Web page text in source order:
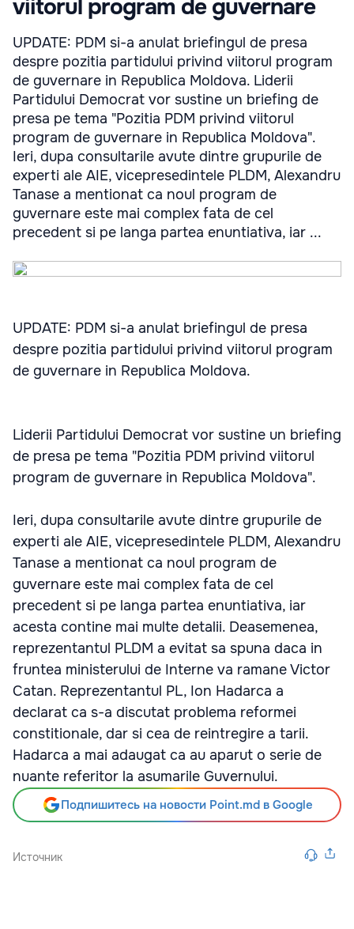
viitorul program de guvernare
UPDATE: PDM si-a anulat briefingul de presa
despre pozitia partidului privind viitorul program
de guvernare in Republica Moldova. Liderii
Partidului Democrat vor sustine un briefing de
presa pe tema "Pozitia PDM privind viitorul
program de guvernare in Republica Moldova".
Ieri, dupa consultarile avute dintre grupurile de
experti ale AIE, vicepresedintele PLDM, Alexandru
Tanase a mentionat ca noul program de
guvernare este mai complex fata de cel
precedent si pe langa partea enuntiativa, iar ...
UPDATE: PDM si-a anulat briefingul de presa
despre pozitia partidului privind viitorul program
de guvernare in Republica Moldova.
Liderii Partidului Democrat vor sustine un briefing
de presa pe tema "Pozitia PDM privind viitorul
program de guvernare in Republica Moldova".
Ieri, dupa consultarile avute dintre grupurile de
experti ale AIE, vicepresedintele PLDM, Alexandru
Tanase a mentionat ca noul program de
guvernare este mai complex fata de cel
precedent si pe langa partea enuntiativa, iar
acesta contine mai multe detalii. Deasemenea,
reprezentantul PLDM a evitat sa spuna daca in
fruntea ministerului de Interne va ramane Victor
Catan. Reprezentantul PL, Ion Hadarca a
declarat ca s-a discutat problema reformei
constitionale, dar si cea de reintregire a tarii.
Hadarca a mai adaugat ca au aparut o serie de
nuante referitor la asumarile Guvernului.
Подпишитесь на новости Point.md в Google
Источник